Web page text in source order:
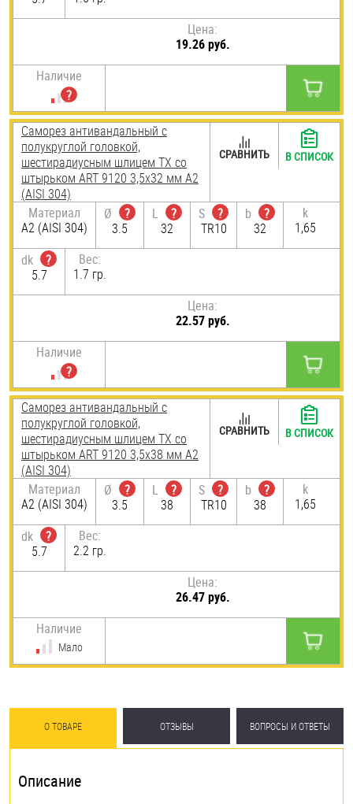
Цена:
19.26 руб.
Наличие
Саморез антивандальный с
полукруглой головкой,
шестирадиусным шлицем TX со
штырьком ART 9120 3,5х32 мм А2
(AISI 304)
Материал
А2 (AISI 304)
Ø
?
3.5
L
?
32
S
?
TR10
b
?
32
k
1,65
dk
?
5.7
Вес:
1.7 гр.
Цена:
22.57 руб.
Наличие
СРАВНИТЬ В СПИСОК
Саморез антивандальный с
полукруглой головкой,
шестирадиусным шлицем TX со
штырьком ART 9120 3,5х38 мм А2
(AISI 304)
Материал
А2 (AISI 304)
Ø
?
3.5
L
?
38
S
?
TR10
b
?
38
k
1,65
dk
?
5.7
Вес:
2.2 гр.
Цена:
26.47 руб.
Наличие
Мало
СРАВНИТЬ В СПИСОК
О ТОВАРЕ ОТЗЫВЫ ВОПРОСЫ И ОТВЕТЫ
Описание